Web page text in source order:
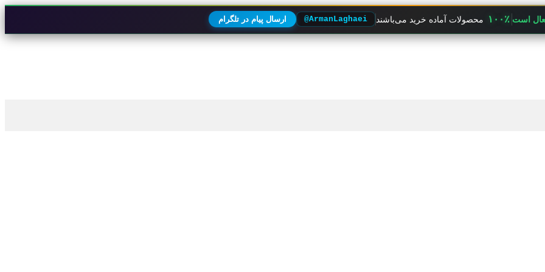
است ۱۰۰٪ محصولات آماده خرید می‌باشند @ArmanLaghaei ارسال پیام در تلگرام